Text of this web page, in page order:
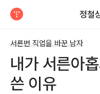
정철
서른번 직업을 바꾼 남자
내가 서른아
쓴 이유